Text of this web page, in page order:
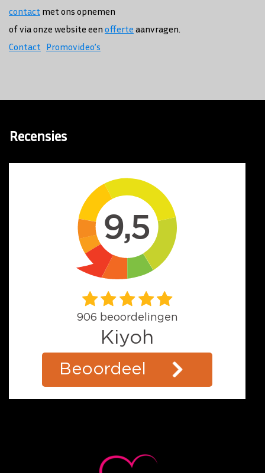
contact met ons opnemen
of via onze website een offerte aanvragen.
Contact Promovideo’s
Recensies